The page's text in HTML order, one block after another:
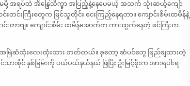
ာမမို့ အရပ်ထဲ အိန္ဒြေသိက္ခာ အပြည့်နဲ့နေပေမယ့် အသက် သုံးဆယ့်ကျော်
းကြီးတွေက မြင်သူတိုင်း ငေးကြည့်နေရတာ။ ကျောင်းစိမ်းထမိန်နဲ့
းတာဗျ။ ကျောင်းစိမ်း ထမိန်အောက်က ကားထွက်နေတဲ့ ဖင်ကြီးက
အမြဲဆံထုံးလေးထုံးထား တတ်တယ်။ ခုတော့ ဆံပင်တွေ ဖြည်ချထားတဲ့
းစိုင် နှစ်ခြမ်းကို ပယ်ပယ်နယ်နယ် ဖြဲပြီး ဦးမြင့်စိုးက အားရပါးရ